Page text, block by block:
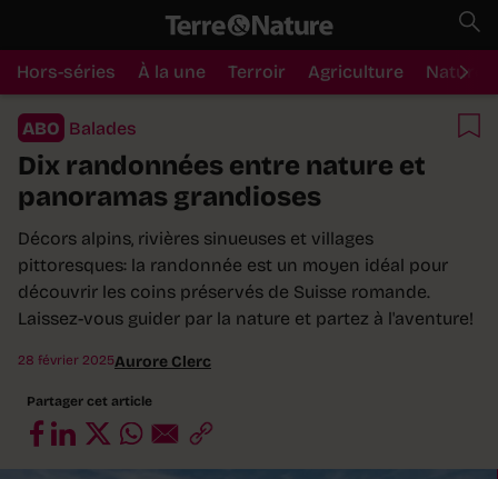
Hors-séries À la une Terroir Agriculture Nature
ABO Balades
Dix randonnées entre nature et
panoramas grandioses
Décors alpins, rivières sinueuses et villages
pittoresques: la randonnée est un moyen idéal pour
découvrir les coins préservés de Suisse romande.
Laissez-vous guider par la nature et partez à l'aventure!
28 février 2025Aurore Clerc
Partager cet article